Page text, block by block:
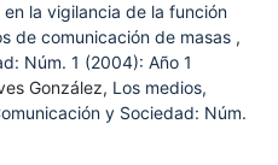
la vigilancia de la función
de comunicación de masas ,
Núm. 1 (2004): Año 1
González, Los medios,
y Sociedad: Núm.